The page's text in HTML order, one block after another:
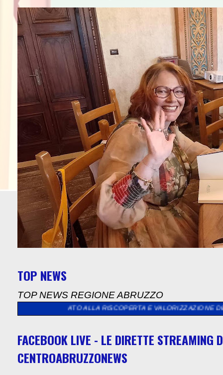
TOP NEWS
TOP NEWS REGIONE ABRUZZO
ALLA RISCOPERTA E VALORIZZAZIONE
FACEBOOK LIVE - LE DIRETTE STREAMING
CENTROABRUZZONEWS